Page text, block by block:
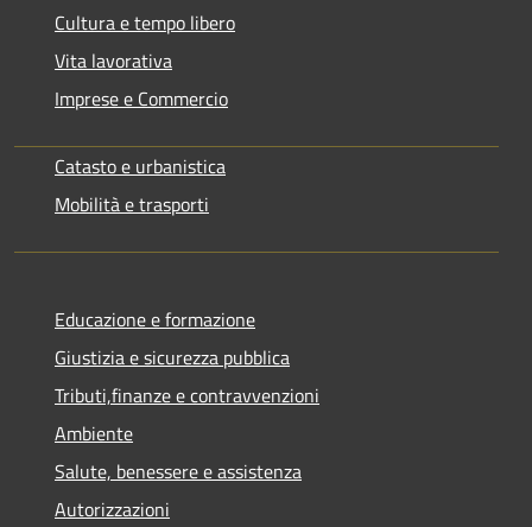
Cultura e tempo libero
Vita lavorativa
Imprese e Commercio
Catasto e urbanistica
Mobilità e trasporti
Educazione e formazione
Giustizia e sicurezza pubblica
Tributi,finanze e contravvenzioni
Ambiente
Salute, benessere e assistenza
Autorizzazioni